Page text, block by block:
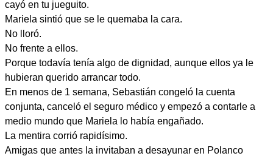
cayó en tu jueguito.
Mariela sintió que se le quemaba la cara.
No lloró.
No frente a ellos.
Porque todavía tenía algo de dignidad, aunque ellos ya le
hubieran querido arrancar todo.
En menos de 1 semana, Sebastián congeló la cuenta
conjunta, canceló el seguro médico y empezó a contarle a
medio mundo que Mariela lo había engañado.
La mentira corrió rapidísimo.
Amigas que antes la invitaban a desayunar en Polanco